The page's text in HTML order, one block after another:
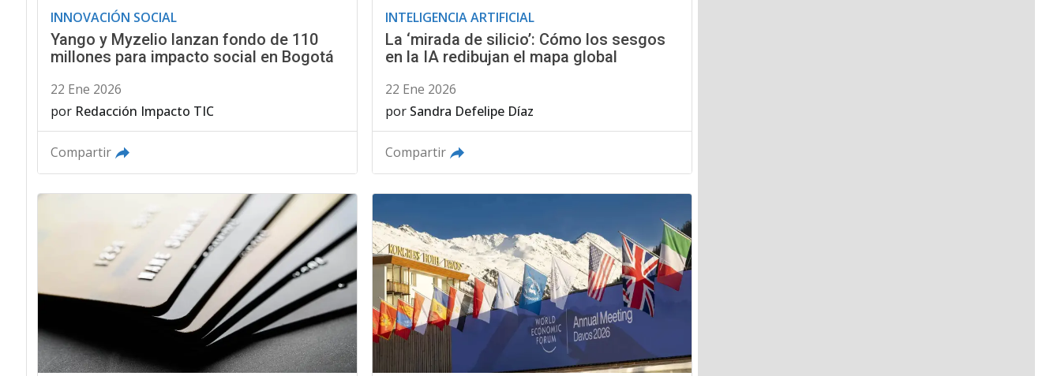
INNOVACIÓN SOCIAL
Yango y Myzelio lanzan fondo de 110
millones para impacto social en Bogotá
22 Ene 2026
por Redacción Impacto TIC
Compartir
INTELIGENCIA ARTIFICIAL
La ‘mirada de silicio’: Cómo los sesgos
en la IA redibujan el mapa global
22 Ene 2026
por Sandra Defelipe Díaz
Compartir